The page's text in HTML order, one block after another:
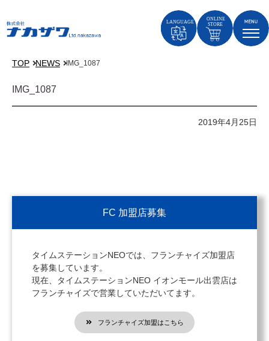
TOP NEWS IMG_1087
IMG_1087
2019年4月25日
FC 加盟店募集
タイムステーションNEOでは、フランチャイズ加盟店
を募集しています。
現在、タイムステーションNEO イオンモール出雲店は
フランチャイズで営業していただいてます。
フランチャイズ加盟はこちら